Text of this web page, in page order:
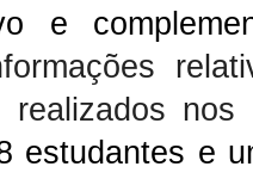
e
realizados
estudantes e